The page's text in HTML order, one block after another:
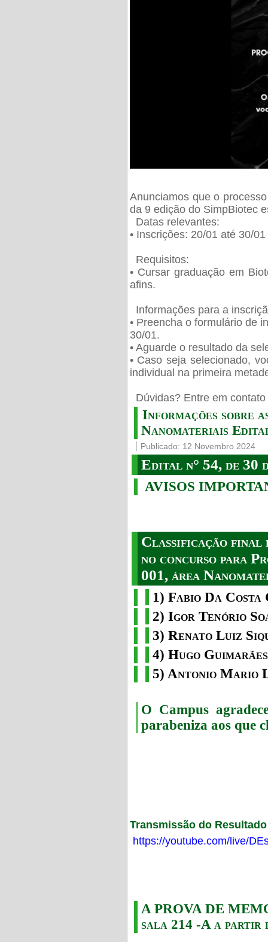
Anunciamos que o
da 9 edição do SimpBiotec
Datas relevantes:
• Inscrições: 20/01 até 30/01
Requisitos:
• Cursar graduação em
afins.
Informações para a
• Preencha o formulário de
30/01.
• Aguarde o resultado da
• Caso seja selecionado,
individual na primeira
Dúvidas? Entre em
Informações sobre
Nanomateriais
Publicado: 12 Novembro 2024
Edital n° 54, de 30
AVISOS
Classificação final
no concurso para
001, área
1) Fabio Da
2) Igor Tenório
3) Renato Luiz
4) Hugo
5) Antonio Mario
O Campus
parabeniza aos que
Transmissão do
https://youtube.com/live/
A PROVA DE
sala 214 -A a partir